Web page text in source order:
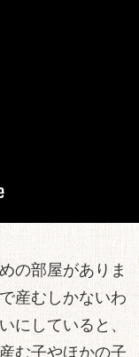
の部屋がありま
産むしかないわ
にしていると、
む子やほかの子